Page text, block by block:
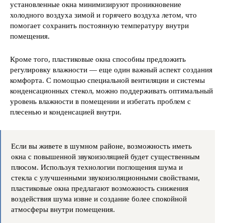
установленные окна минимизируют проникновение
холодного воздуха зимой и горячего воздуха летом, что
помогает сохранить постоянную температуру внутри
помещения.
Кроме того, пластиковые окна способны предложить
регулировку влажности — еще один важный аспект создания
комфорта. С помощью специальной вентиляции и системы
конденсационных стекол, можно поддерживать оптимальный
уровень влажности в помещении и избегать проблем с
плесенью и конденсацией внутри.
Если вы живете в шумном районе, возможность иметь
окна с повышенной звукоизоляцией будет существенным
плюсом. Используя технологии поглощения шума и
стекла с улучшенными звукоизоляционными свойствами,
пластиковые окна предлагают возможность снижения
воздействия шума извне и создание более спокойной
атмосферы внутри помещения.